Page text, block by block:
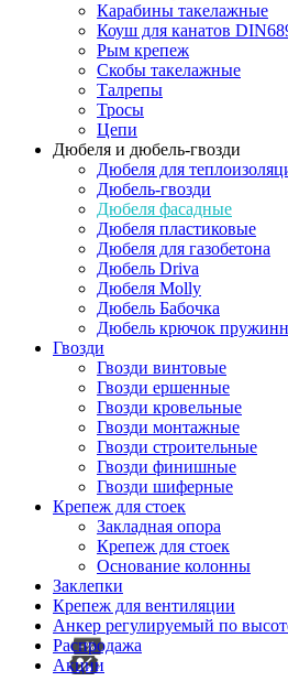
Карабины такелажные
Коуш для канатов
Рым крепеж
Скобы такелажные
Талрепы
Тросы
Цепи
Дюбеля и дюбель-гвозди
Дюбеля для
Дюбель-гвозди
Дюбеля фасадные
Дюбеля пластиковые
Дюбеля для газобетона
Дюбель Driva
Дюбеля Molly
Дюбель Бабочка
Дюбель крючок
Гвозди
Гвозди винтовые
Гвозди ершенные
Гвозди кровельные
Гвозди монтажные
Гвозди строительные
Гвозди финишные
Гвозди шиферные
Крепеж для стоек
Закладная опора
Крепеж для стоек
Основание колонны
Заклепки
Крепеж для вентиляции
Анкер регулируемый по
Распродажа
Акции